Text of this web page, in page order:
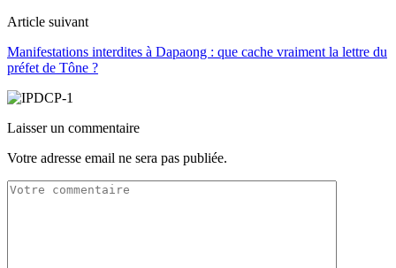
Article suivant
Manifestations interdites à Dapaong : que cache vraiment la lettre du
préfet de Tône ?
Laisser un commentaire
Votre adresse email ne sera pas publiée.